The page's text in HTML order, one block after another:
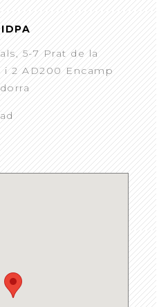
5-7 Prat de la
i 2 AD200 Encamp